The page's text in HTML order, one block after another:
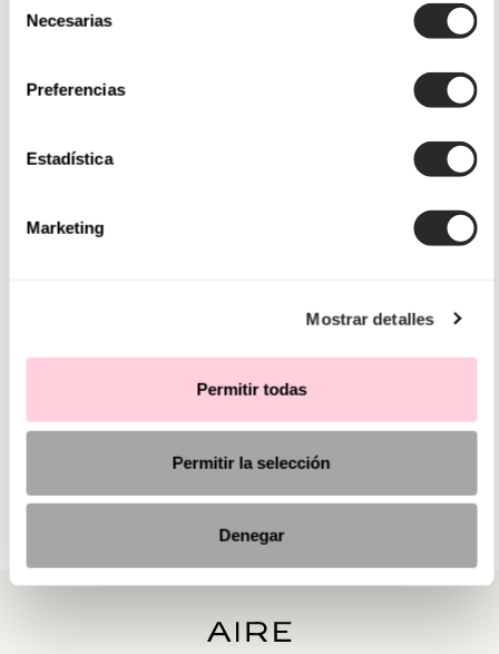
Necesarias
Preferencias
Estadística
Marketing
Mostrar detalles
Permitir todas
Permitir la selección
Denegar